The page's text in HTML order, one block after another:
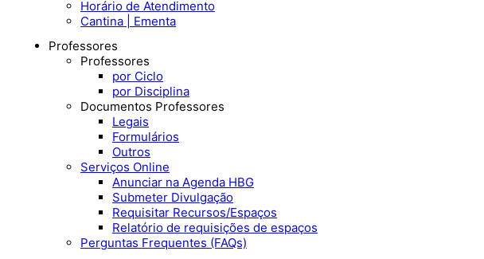
Horário de Atendimento
Cantina | Ementa
Professores
Professores
por Ciclo
por Disciplina
Documentos Professores
Legais
Formulários
Outros
Serviços Online
Anunciar na Agenda HBG
Submeter Divulgação
Requisitar Recursos/Espaços
Relatório de requisições de espaços
Perguntas Frequentes (FAQs)